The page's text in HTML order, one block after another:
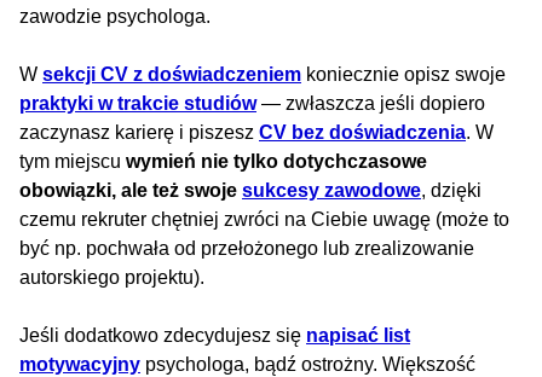
zawodzie psychologa.
W sekcji CV z doświadczeniem koniecznie opisz swoje
praktyki w trakcie studiów— zwłaszcza jeśli dopiero
zaczynasz karierę i piszesz CV bez doświadczenia. W
tym miejscu wymień nie tylko dotychczasowe
obowiązki, ale też swoje sukcesy zawodowe, dzięki
czemu rekruter chętniej zwróci na Ciebie uwagę (może to
być np. pochwała od przełożonego lub zrealizowanie
autorskiego projektu).
Jeśli dodatkowo zdecydujesz się napisać list
motywacyjny psychologa, bądź ostrożny. Większość